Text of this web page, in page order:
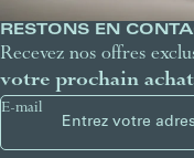
RESTONS EN
Recevez nos offres
votre prochain achat
E-mail